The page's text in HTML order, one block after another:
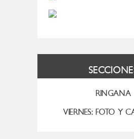
RINGANA
VIERNES: FOTO Y